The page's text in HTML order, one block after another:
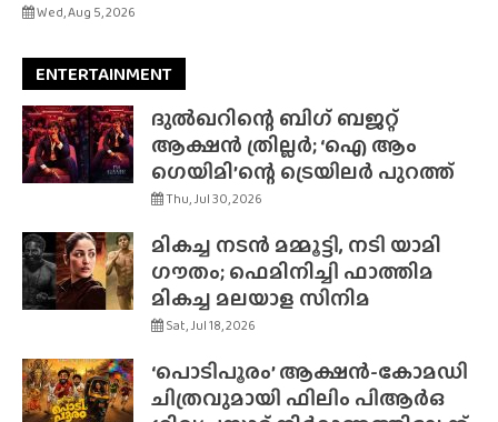
Wed, Aug 5, 2026
ENTERTAINMENT
ദുൽഖറിന്റെ ബിഗ് ബജറ്റ്
ആക്ഷൻ ത്രില്ലർ; ‘ഐ ആം
ഗെയിമി’ന്റെ ട്രെയിലർ പുറത്ത്
Thu, Jul 30, 2026
മികച്ച നടൻ മമ്മൂട്ടി, നടി യാമി
ഗൗതം; ഫെമിനിച്ചി ഫാത്തിമ
മികച്ച മലയാള സിനിമ
Sat, Jul 18, 2026
‘പൊടിപൂരം’ ആക്ഷൻ-കോമഡി
ചിത്രവുമായി ഫിലിം പിആർഒ